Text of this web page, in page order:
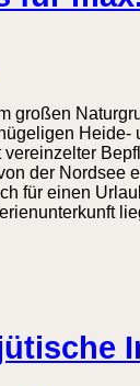
großen
Heide-
vereinzelter
der Nordsee
für einen